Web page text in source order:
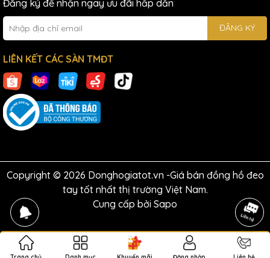
Đăng ký để nhận ngay ưu đãi hấp dẫn
ĐĂNG KÝ
LIÊN KẾT CÁC SÀN TMĐT
Copyright © 2026 Donghogiatot.vn -Giá bán đồng hồ đeo
tay tốt nhất thị trường Việt Nam.
Cung cấp bởi Sapo